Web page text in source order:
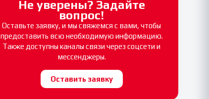
Не уверены? Задайте
вопрос!
Оставьте заявку, и мы свяжемся с вами, чтобы
предоставить всю необходимую информацию.
Также доступны каналы связи через соцсети и
мессенджеры.
Оставить заявку